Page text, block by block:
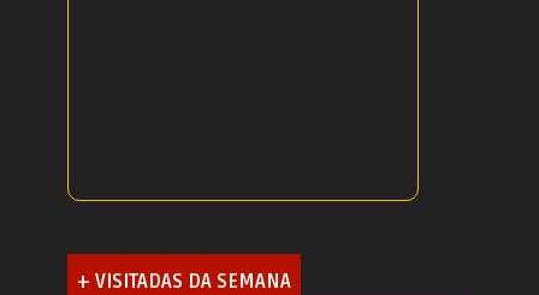
+ VISITADAS DA SEMANA